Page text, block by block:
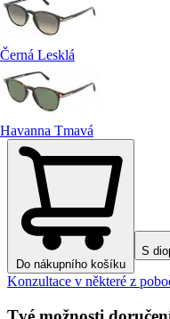
Černá Lesklá
Havanna Tmavá
Do nákupního košíku
S
Konzultace v některé z